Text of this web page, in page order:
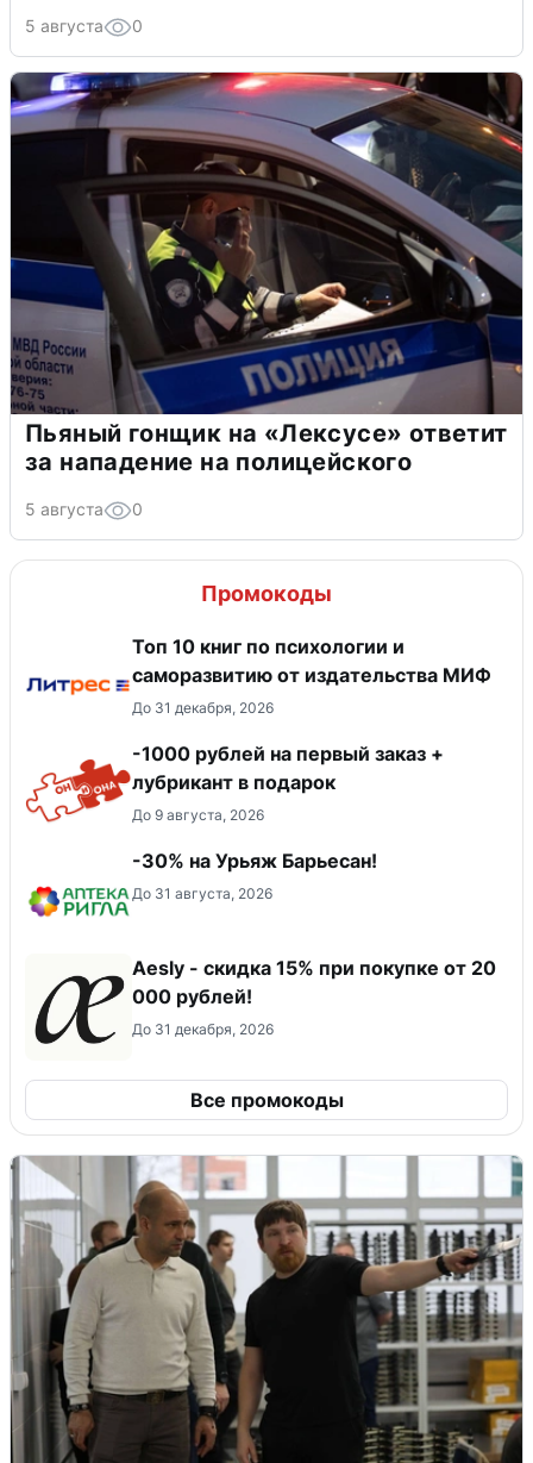
5 августа 0
Пьяный гонщик на «Лексусе» ответит
за нападение на полицейского
5 августа 0
Промокоды
Топ 10 книг по психологии и
саморазвитию от издательства МИФ
До 31 декабря, 2026
-1000 рублей на первый заказ +
лубрикант в подарок
До 9 августа, 2026
-30% на Урьяж Барьесан!
До 31 августа, 2026
Aesly - скидка 15% при покупке от 20
000 рублей!
До 31 декабря, 2026
Все промокоды